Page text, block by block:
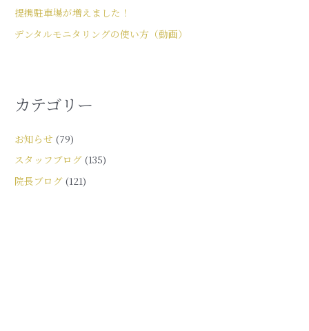
提携駐車場が増えました！
デンタルモニタリングの使い方（動画）
カテゴリー
お知らせ (79)
スタッフブログ (135)
院長ブログ (121)